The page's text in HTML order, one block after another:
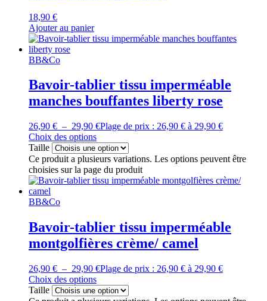
18,90 €
Ajouter au panier
BB&Co
Bavoir-tablier tissu imperméable
manches bouffantes liberty rose
26,90 € – 29,90 €Plage de prix : 26,90 € à 29,90 €
Choix des options
Taille
Ce produit a plusieurs variations. Les options peuvent être
choisies sur la page du produit
BB&Co
Bavoir-tablier tissu imperméable
montgolfières crème/ camel
26,90 € – 29,90 €Plage de prix : 26,90 € à 29,90 €
Choix des options
Taille